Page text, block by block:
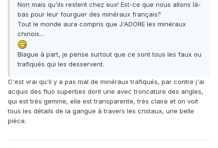
Non mais qu'ils restent chez eux! Est-ce que nous allons là-
bas pour leur fourguer des minéraux français?
Tout le monde aura compris que J'ADORE les minéraux
chinois...
Blague à part, je pense surtout que ce sont tous les faux ou
trafiqués qui les desservent.
C'est vrai qu'il y a pas mal de minéraux trafiqués, par contre j'ai
acquis des fluo superbes dont une avec troncature des angles,
qui est très gemme, elle est transparente, très claire et on voit
tous les détails de la gangue à travers les cristaux, une belle
pièce.